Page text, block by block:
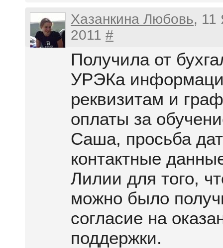
Хазанкина Любовь, 11
2011 #
Получила от
УРЭКа
реквизитам и
оплаты за
Саша, просьба
контактные
Лилии для того,
можно было
согласие на
поддержки.